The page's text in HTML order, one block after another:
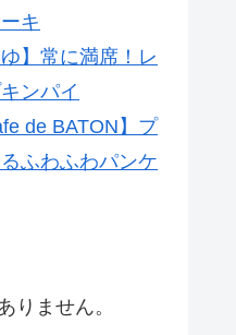
キ
】常に満席！レ
ンパイ
de BATON】プ
ふわふわパンケ
りません。